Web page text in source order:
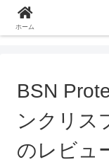
BSN
ンクリス
のレビュ
ホーム